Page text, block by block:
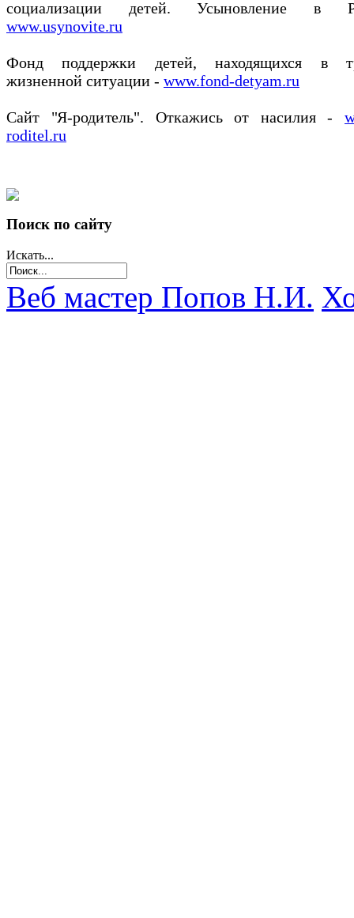
социализации детей. Усыновление в
www.usynovite.ru
Фонд поддержки детей, находящихся в
жизненной ситуации - www.fond-detyam.ru
Сайт "Я-родитель". Откажись от насилия -
roditel.ru
Поиск по сайту
Искать...
Веб мастер Попов Н.И.